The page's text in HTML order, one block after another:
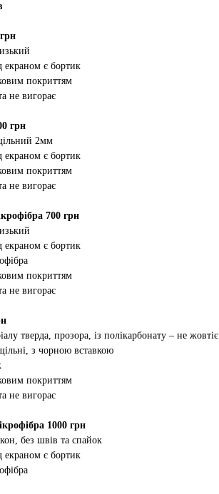
екраном є бортик
покриттям
не вигорає
грн
2мм
екраном є бортик
покриттям
не вигорає
700 грн
екраном є бортик
покриттям
не вигорає
тверда, прозора, із полікарбонату – не жовтіє
з чорною вставкою
покриттям
не вигорає
1000 грн
без швів та спайок
екраном є бортик